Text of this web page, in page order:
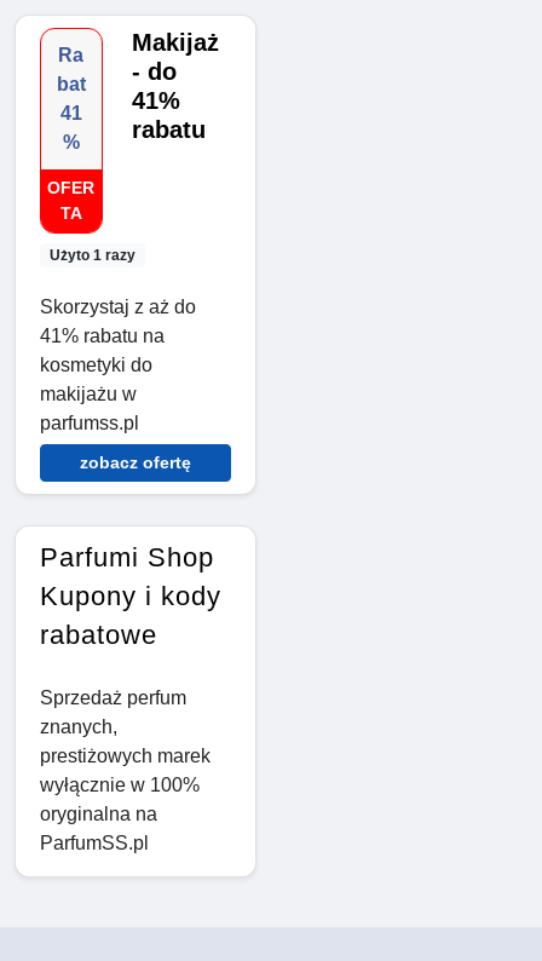
Ra
bat
41
%
OFER
TA
Użyto 1 razy
Makijaż
- do
41%
rabatu
Skorzystaj z aż do
41% rabatu na
kosmetyki do
makijażu w
parfumss.pl
zobacz ofertę
Parfumi Shop
Kupony i kody
rabatowe
Sprzedaż perfum
znanych,
prestiżowych marek
wyłącznie w 100%
oryginalna na
ParfumSS.pl